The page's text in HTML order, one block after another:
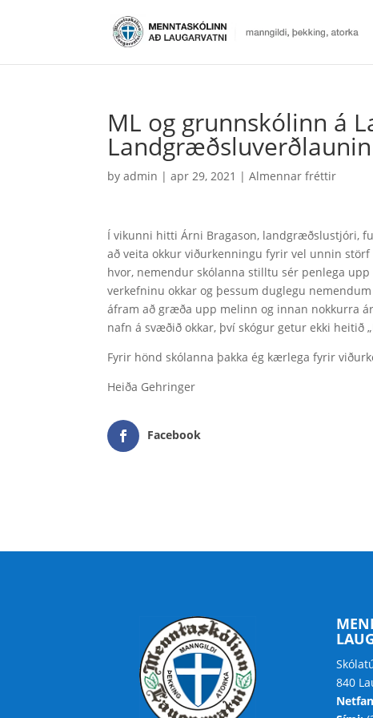
ML og grunnskólinn á
Landgræðsluverðlaunin
byadmin |apr 29, 2021 |Almennar fréttir
Í vikunni hitti Árni Bragason, landgræðslustjóri,
að veita okkur viðurkenningu fyrir vel unnin
hvor, nemendur skólanna stilltu sér penlega
verkefninu okkar og þessum duglegu
áfram að græða upp melinn og innan nokkurra
nafn á svæðið okkar, því skógur getur ekki heitið
Fyrir hönd skólanna þakka ég kærlega fyrir
Heiða Gehringer
Facebook
840